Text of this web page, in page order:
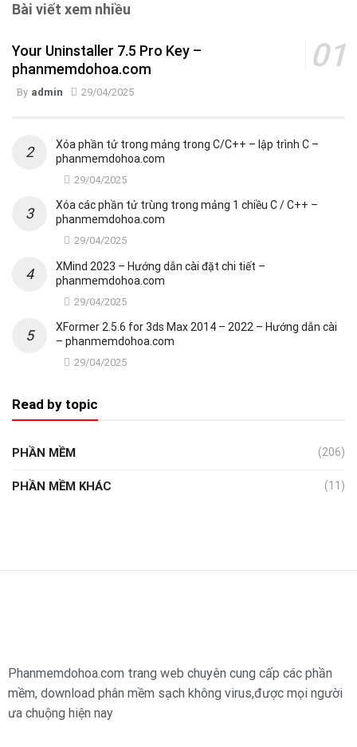
Bài viết xem nhiều
Your Uninstaller 7.5 Pro Key –
phanmemdohoa.com
By admin 29/04/2025
Xóa phần tử trong mảng trong C/C++ – lập trình C –
phanmemdohoa.com
29/04/2025
Xóa các phần tử trùng trong mảng 1 chiều C / C++ –
phanmemdohoa.com
29/04/2025
XMind 2023 – Hướng dẫn cài đặt chi tiết –
phanmemdohoa.com
29/04/2025
XFormer 2.5.6 for 3ds Max 2014 – 2022 – Hướng dẫn cài
– phanmemdohoa.com
29/04/2025
Read by topic
PHẦN MỀM (206)
PHẦN MỀM KHÁC (11)
Phanmemdohoa.com trang web chuyên cung cấp các phần
mềm, download phân mềm sạch không virus,được mọi người
ưa chuộng hiện nay